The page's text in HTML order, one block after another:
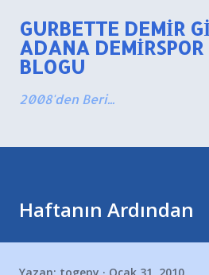
Ana içeriğe
GURBETTE DEMIR
ADANA DEMIRSPOR
BLOGU
2008'den Beri...
Haftanın Ardından
Yazan: togepy Ocak 31, 2010